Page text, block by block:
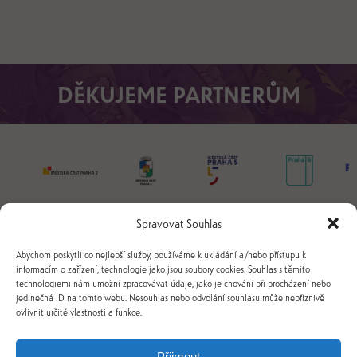
Spravovat Souhlas
Abychom poskytli co nejlepší služby, používáme k ukládání a/nebo přístupu k
informacím o zařízení, technologie jako jsou soubory cookies. Souhlas s těmito
technologiemi nám umožní zpracovávat údaje, jako je chování při procházení nebo
jedinečná ID na tomto webu. Nesouhlas nebo odvolání souhlasu může nepříznivě
ovlivnit určité vlastnosti a funkce.
DĚKUJEME PARTNERŮM
+420 731 239 237